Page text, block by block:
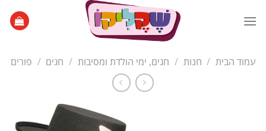
עמוד הבית / חנות / חגים, ימי הולדת ומסיבות / חגים / פורים